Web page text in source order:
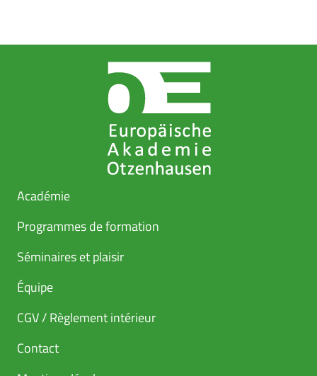
Académie
Programmes de formation
Séminaires et plaisir
Équipe
CGV / Règlement intérieur
Contact